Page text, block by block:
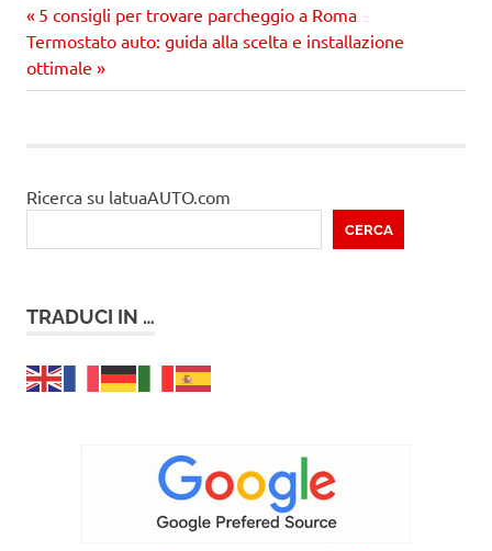
Navigazione
articoli
Precedente
articolo:
5 consigli per trovare parcheggio a Roma
Prossimo
articolo
Termostato auto: guida alla scelta e installazione
ottimale
Ricerca su latuaAUTO.com
CERCA
TRADUCI IN …